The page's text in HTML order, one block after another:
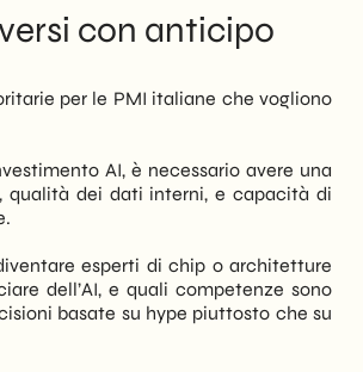
con anticipo
per le PMI italiane che vogliono
AI, è necessario avere una
qualità dei dati interni, e capacità di
esperti di chip o architetture
dell’AI, e quali competenze sono
basate su hype piuttosto che su